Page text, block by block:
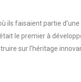
faisaient partie
le premier à
sur l’héritage